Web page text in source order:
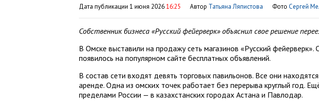
Дата публикации 1 июня 202616:25 Автор Татьяна Ляпистова Фото Сергей
Собственник бизнеса «Русский фейерверк» объяснил свое решение
В Омске выставили на продажу сеть магазинов «Русский
появилось на популярном сайте бесплатных объявлений.
В состав сети входят девять торговых павильонов. Все они
аренде. Одна из омских точек работает без перерыва круглый год.
пределами России — в казахстанских городах Астана и Павлодар.